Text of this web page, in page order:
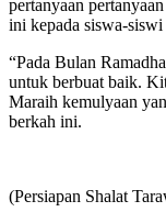
pertanyaan
ini kepada siswa-
“Pada Bulan
untuk berbuat baik.
Maraih kemulyaan
berkah ini.
(Persiapan Shalat